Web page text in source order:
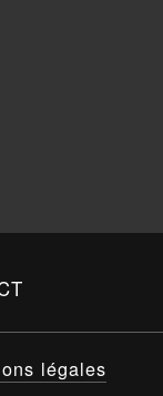
légales